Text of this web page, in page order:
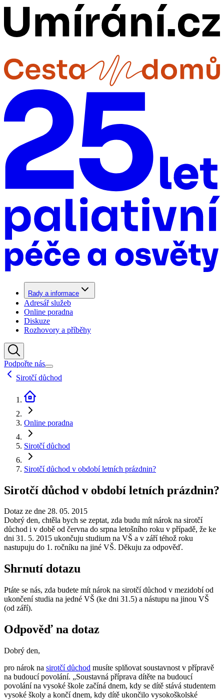
Rady a informace
Adresář služeb
Online poradna
Diskuze
Rozhovory a příběhy
Podpořte nás
Sirotčí důchod
Online poradna
Sirotčí důchod
Sirotčí důchod v období letních prázdnin?
Sirotčí důchod v období letních prázdnin?
Dotaz ze dne 28. 05. 2015
Dobrý den, chtěla bych se zeptat, zda budu mít nárok na sirotčí
důchod i v době od června do srpna letošního roku v případě, že ke
dni 31. 5. 2015 ukončuju studium na VŠ a v září téhož roku
nastupuju do 1. ročníku na jiné VŠ. Děkuju za odpověď.
Shrnutí dotazu
Ptáte se nás, zda budete mít nárok na sirotčí důchod v mezidobí od
ukončení studia na jedné VŠ (ke dni 31.5) a nástupu na jinou VŠ
(od září).
Odpověď na dotaz
Dobrý den,
pro nárok na sirotčí důchod musíte splňovat soustavnost v přípravě
na budoucí povolání. „Soustavná příprava dítěte na budoucí
povolání na vysoké škole začíná dnem, kdy se dítě stává studentem
vysoké školy a končí dnem, kdy dítě ukončilo vysokoškolské